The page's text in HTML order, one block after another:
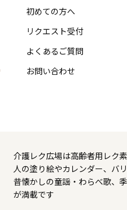
初めての方へ
リクエスト受付
よくあるご質問
お問い合わせ
介護レク広場は高齢者用レク
人の塗り絵やカレンダー、バ
昔懐かしの童謡・わらべ歌、
が満載です